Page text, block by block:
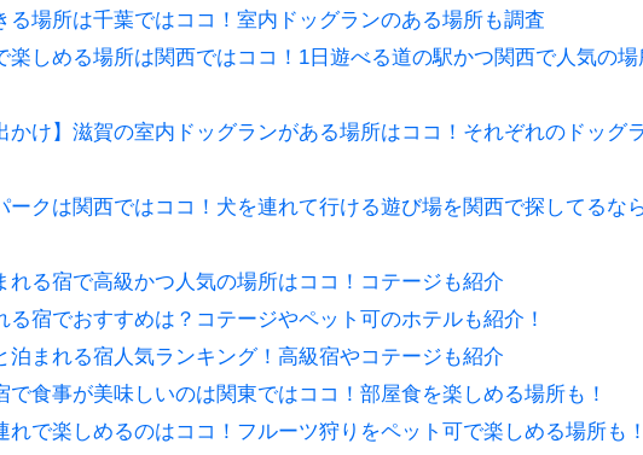
る場所は千葉ではココ！室内ドッグランのある場所も調査
楽しめる場所は関西ではココ！1日遊べる道の駅かつ関西で人気の場
かけ】滋賀の室内ドッグランがある場所はココ！それぞれのドッグラ
ークは関西ではココ！犬を連れて行ける遊び場を関西で探してるな
れる宿で高級かつ人気の場所はココ！コテージも紹介
る宿でおすすめは？コテージやペット可のホテルも紹介！
泊まれる宿人気ランキング！高級宿やコテージも紹介
で食事が美味しいのは関東ではココ！部屋食を楽しめる場所も！
れで楽しめるのはココ！フルーツ狩りをペット可で楽しめる場所も！